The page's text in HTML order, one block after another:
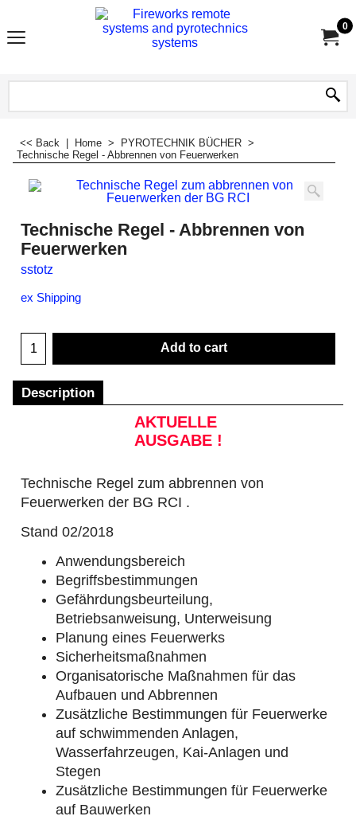
0
<< Back Home > PYROTECHNIK BÜCHER >
Technische Regel - Abbrennen von Feuerwerken
Technische Regel - Abbrennen von
Feuerwerken
sstotz
ex Shipping
Add to cart
Description
AKTUELLE
AUSGABE !
Technische Regel zum abbrennen von
Feuerwerken der BG RCI .
Stand 02/2018
Anwendungsbereich
Begriffsbestimmungen
Gefährdungsbeurteilung,
Betriebsanweisung, Unterweisung
Planung eines Feuerwerks
Sicherheitsmaßnahmen
Organisatorische Maßnahmen für das
Aufbauen und Abbrennen
Zusätzliche Bestimmungen für Feuerwerke
auf schwimmenden Anlagen,
Wasserfahrzeugen, Kai-Anlagen und
Stegen
Zusätzliche Bestimmungen für Feuerwerke
auf Bauwerken